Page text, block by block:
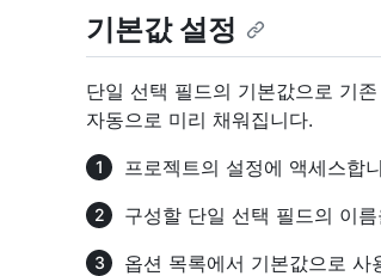
기본값 설정
단일 선택 필드의 기본값으로 기
자동으로 미리 채워집니다.
프로젝트의 설정에 액세스합
구성할 단일 선택 필드의 이
옵션 목록에서 기본값으로 사